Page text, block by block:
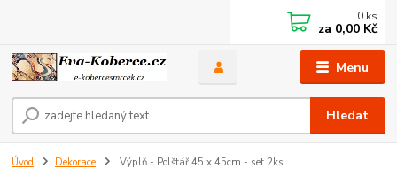
Menu
Hledat
0 ks
za 0,00 Kč
Úvod Dekorace Výplň - Polštář 45 x 45cm - set 2ks